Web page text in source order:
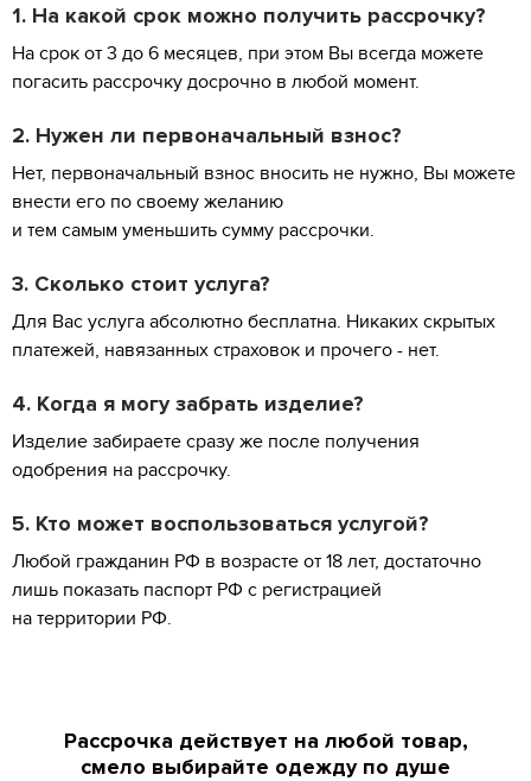
1. На какой срок можно получить рассрочку?
На срок от 3 до 6 месяцев, при этом Вы всегда можете
погасить рассрочку досрочно в любой момент.
2. Нужен ли первоначальный взнос?
Нет, первоначальный взнос вносить не нужно, Вы можете
внести его по своему желанию
и тем самым уменьшить сумму рассрочки.
3. Сколько стоит услуга?
Для Вас услуга абсолютно бесплатна. Никаких скрытых
платежей, навязанных страховок и прочего - нет.
4. Когда я могу забрать изделие?
Изделие забираете сразу же после получения
одобрения на рассрочку.
5. Кто может воспользоваться услугой?
Любой гражданин РФ в возрасте от 18 лет, достаточно
лишь показать паспорт РФ с регистрацией
на территории РФ.
Рассрочка действует на любой товар,
смело выбирайте одежду по душе